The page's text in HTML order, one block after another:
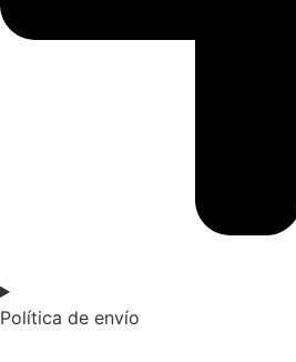
Política de envío